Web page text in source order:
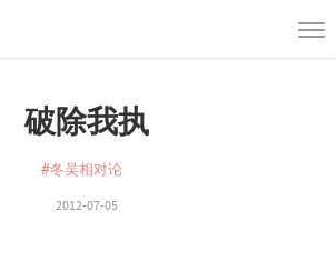
归档
标签
破除我执
#冬吴相对论
2012-07-05